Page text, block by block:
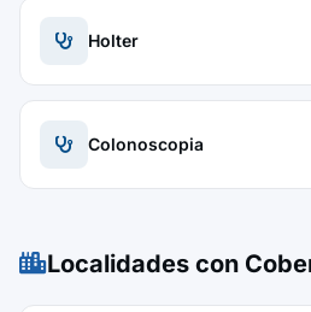
Holter
Colonoscopia
Localidades con